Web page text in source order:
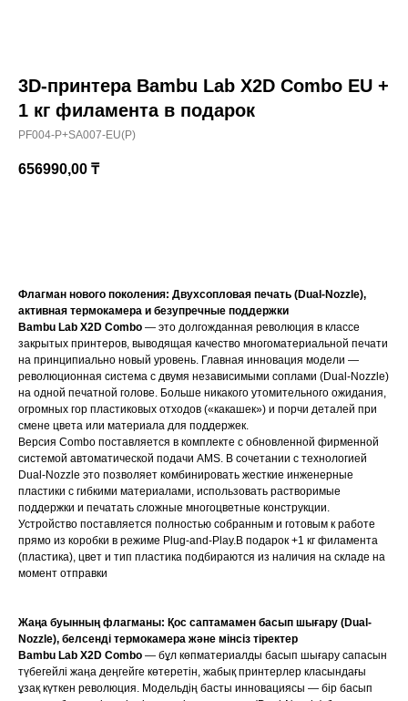
3D-принтера Bambu Lab X2D Combo EU +
1 кг филамента в подарок
PF004-P+SA007-EU(P)
656990,00 ₸
Флагман нового поколения: Двухсопловая печать (Dual-Nozzle),
активная термокамера и безупречные поддержки
Bambu Lab X2D Combo — это долгожданная революция в классе
закрытых принтеров, выводящая качество многоматериальной печати
на принципиально новый уровень. Главная инновация модели —
революционная система с двумя независимыми соплами (Dual-Nozzle)
на одной печатной голове. Больше никакого утомительного ожидания,
огромных гор пластиковых отходов («какашек») и порчи деталей при
смене цвета или материала для поддержек.
Версия Combo поставляется в комплекте с обновленной фирменной
системой автоматической подачи AMS. В сочетании с технологией
Dual-Nozzle это позволяет комбинировать жесткие инженерные
пластики с гибкими материалами, использовать растворимые
поддержки и печатать сложные многоцветные конструкции.
Устройство поставляется полностью собранным и готовым к работе
прямо из коробки в режиме Plug-and-Play.В подарок +1 кг филамента
(пластика), цвет и тип пластика подбираются из наличия на складе на
момент отправки
Жаңа буынның флагманы: Қос саптамамен басып шығару (Dual-
Nozzle), белсенді термокамера және мінсіз тіректер
Bambu Lab X2D Combo — бұл көпматериалды басып шығару сапасын
түбегейлі жаңа деңгейге көтеретін, жабық принтерлер класындағы
ұзақ күткен революция. Модельдің басты инновациясы — бір басып